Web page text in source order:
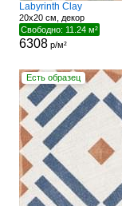
Labyrinth Clay
20x20 см, декор
Свободно: 11.24 м²
6308р/м²
Есть образец